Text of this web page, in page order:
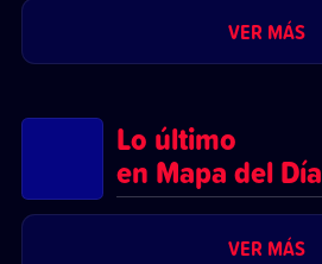
VER MÁS
Lo último
en Mapa del Día
VER MÁS